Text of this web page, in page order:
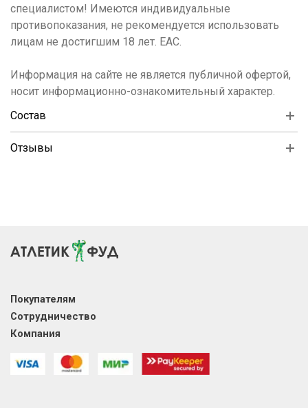
специалистом! Имеются индивидуальные
противопоказания, не рекомендуется использовать
лицам не достигшим 18 лет. ЕАС.
Информация на сайте не является публичной офертой,
носит информационно-ознакомительный характер.
Состав
Отзывы
Покупателям
Сотрудничество
Компания